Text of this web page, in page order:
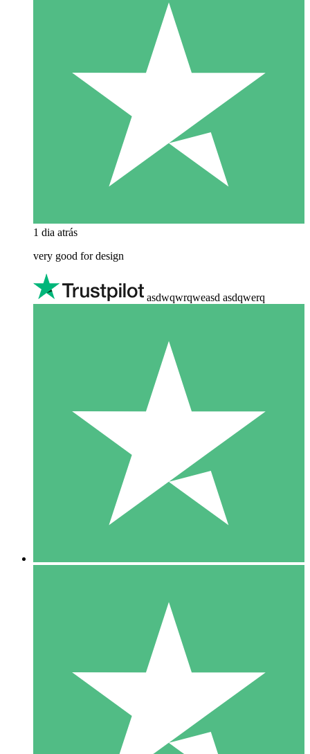
1 dia atrás
very good for design
asdwqwrqweasd asdqwerq